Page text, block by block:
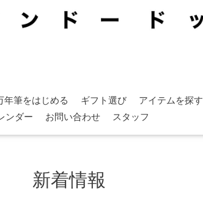
年筆をはじめる ギフト選び アイテムを探す
ンダー
お問い合わせ スタッフ
新着情報